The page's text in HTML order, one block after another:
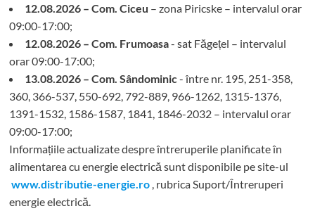
12.08.2026 – Com. Ciceu – zona Piricske – intervalul orar
09:00-17:00;
12.08.2026 – Com. Frumoasa- sat Făgețel – intervalul
orar 09:00-17:00;
13.08.2026 – Com. Sândominic - între nr. 195, 251-358,
360, 366-537, 550-692, 792-889, 966-1262, 1315-1376,
1391-1532, 1586-1587, 1841, 1846-2032 – intervalul orar
09:00-17:00;
Informațiile actualizate despre întreruperile planificate în
alimentarea cu energie electrică sunt disponibile pe site-ul
www.distributie-energie.ro , rubrica Suport/Întreruperi
energie electrică.